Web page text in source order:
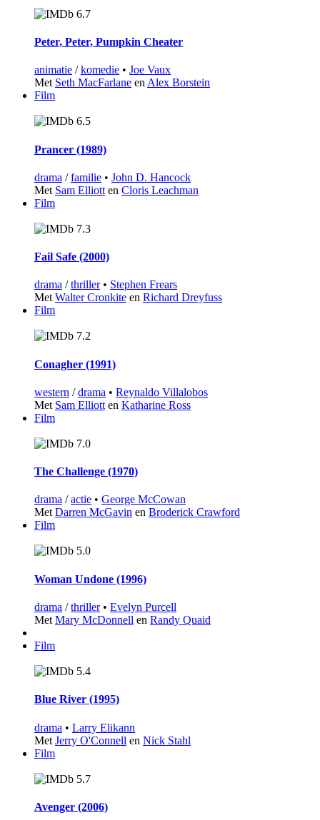
6.7
Peter, Peter, Pumpkin Cheater
animatie /komedie • Joe Vaux
Met Seth MacFarlane en Alex Borstein
Film
6.5
Prancer (1989)
drama /familie • John D. Hancock
Met Sam Elliott en Cloris Leachman
Film
7.3
Fail Safe (2000)
drama /thriller• Stephen Frears
Met Walter Cronkite en Richard Dreyfuss
Film
7.2
Conagher (1991)
western /drama • Reynaldo Villalobos
Met Sam Elliott en Katharine Ross
Film
7.0
The Challenge (1970)
drama /actie • George McCowan
MetDarren McGavin en Broderick Crawford
Film
5.0
Woman Undone (1996)
drama /thriller• Evelyn Purcell
Met Mary McDonnell en Randy Quaid
Film
5.4
Blue River (1995)
drama • Larry Elikann
Met Jerry O'Connell en Nick Stahl
Film
5.7
Avenger (2006)